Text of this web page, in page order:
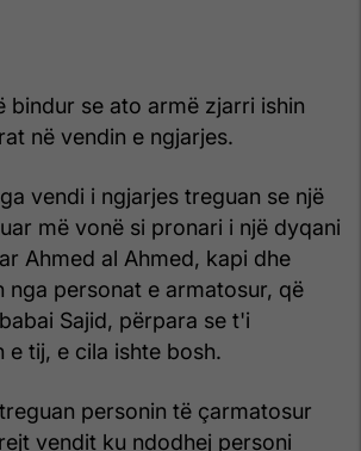
bindur se ato armë zjarri ishin
në vendin e ngjarjes.
vendi i ngjarjes treguan se një
më vonë si pronari i një dyqani
Ahmed al Ahmed, kapi dhe
nga personat e armatosur, që
Sajid, përpara se t'i
e tij, e cila ishte bosh.
personin të çarmatosur
vendit ku ndodhej personi